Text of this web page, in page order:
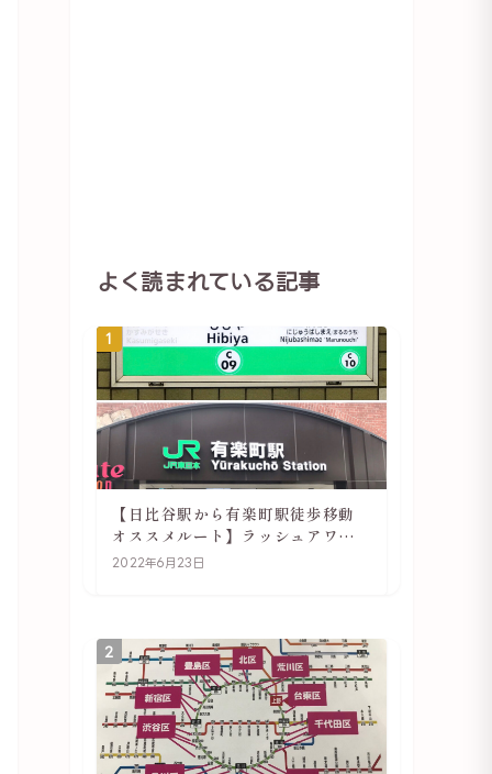
よく読まれている記事
1
【日比谷駅から有楽町駅徒歩移動
オススメルート】ラッシュアワー
でも快適
2022年6月23日
2